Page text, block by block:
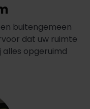
buitengemeen
dat uw ruimte
opgeruimd